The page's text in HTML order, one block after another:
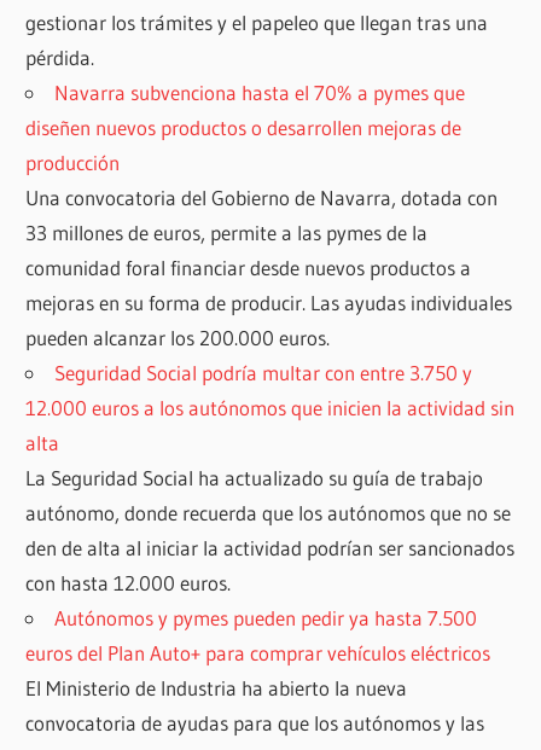
gestionar los trámites y el papeleo que llegan tras una
pérdida.
Navarra subvenciona hasta el 70% a pymes que
diseñen nuevos productos o desarrollen mejoras de
producción
Una convocatoria del Gobierno de Navarra, dotada con
33 millones de euros, permite a las pymes de la
comunidad foral financiar desde nuevos productos a
mejoras en su forma de producir. Las ayudas individuales
pueden alcanzar los 200.000 euros.
Seguridad Social podría multar con entre 3.750 y
12.000 euros a los autónomos que inicien la actividad sin
alta
La Seguridad Social ha actualizado su guía de trabajo
autónomo, donde recuerda que los autónomos que no se
den de alta al iniciar la actividad podrían ser sancionados
con hasta 12.000 euros.
Autónomos y pymes pueden pedir ya hasta 7.500
euros del Plan Auto+ para comprar vehículos eléctricos
El Ministerio de Industria ha abierto la nueva
convocatoria de ayudas para que los autónomos y las